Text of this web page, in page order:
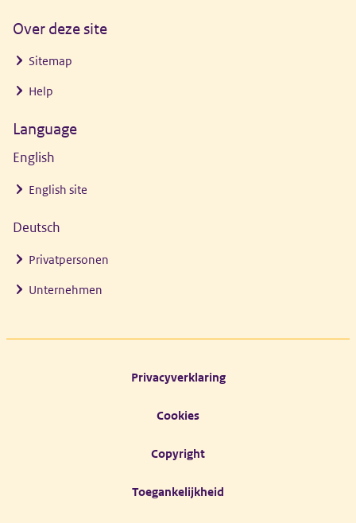
Over deze site
Sitemap
Help
Language
English
English site
Deutsch
Privatpersonen
Unternehmen
Privacyverklaring
Cookies
Copyright
Toegankelijkheid